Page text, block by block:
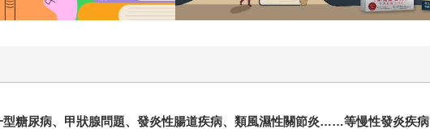
糖尿病、甲狀腺問題、發炎性腸道疾病、類風濕性關節炎……等慢性發炎疾病